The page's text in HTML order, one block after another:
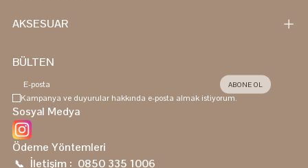
AKSESUAR
BÜLTEN
ABONE OL
Kampanya ve duyurular hakkında e-posta almak istiyorum.
Sosyal Medya
Ödeme Yöntemleri
📞 İletişim : 0850 335 1006